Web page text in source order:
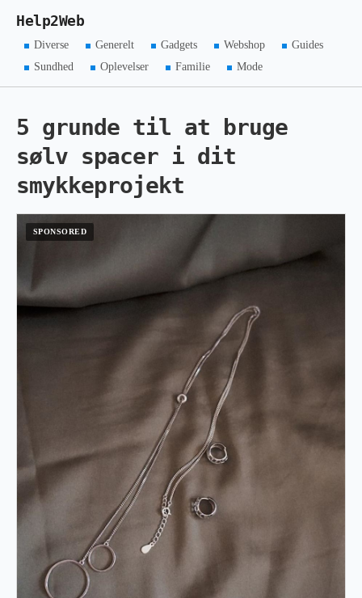
Help2Web
Diverse Generelt Gadgets Webshop
Guides
Sundhed
Oplevelser Familie Mode
5 grunde til at bruge
sølv spacer i dit
smykkeprojekt